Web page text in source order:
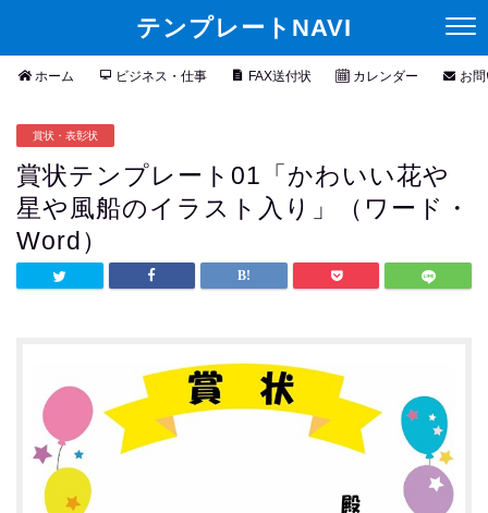
テンプレートNAVI
ホーム ビジネス・仕事 FAX送付状 カレンダー お
賞状・表彰状
賞状テンプレート01「かわいい花や
星や風船のイラスト入り」（ワード・
Word）